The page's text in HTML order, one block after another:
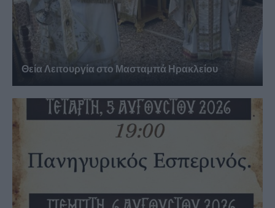
Θεία Λειτουργία στο Μασταμπά Ηρακλείου